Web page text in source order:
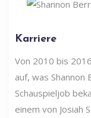
Karriere
Von 2010 bis
auf, was
Schauspieljob
einem von Josiah